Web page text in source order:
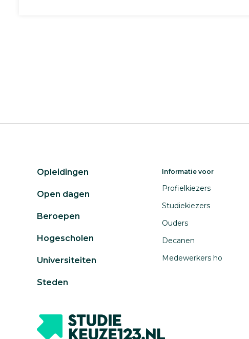
Opleidingen
Open dagen
Beroepen
Hogescholen
Universiteiten
Steden
Informatie voor
Profielkiezers
Studiekiezers
Ouders
Decanen
Medewerkers ho